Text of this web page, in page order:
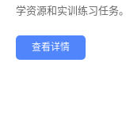
学资源和实训练习任务。
查看详情